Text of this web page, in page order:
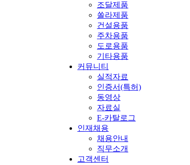
조달제품
쏠라제품
건설용품
주차용품
도로용품
기타용품
커뮤니티
실적자료
인증서(특허)
동영상
자료실
E-카탈로그
인재채용
채용안내
직무소개
고객센터